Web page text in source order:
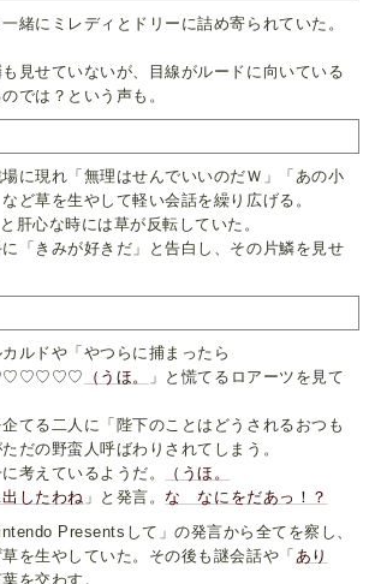
緒にミレディとドリーに詰め寄られていた。
見せていないが、目線がルードに向いている
では？という声も。
に現れ「無理はせんでいいのだＷ」「あの小
ど草を生やして軽い会話を繰り広げる。
肝心な時には草が反転していた。
「きみが好きだ」と告白し、その片鱗を見せ
ルドや「やつらに捕まったら
（うほ。
」と慌てるロアーツを見て
てる二人に「陛下のことはどうされるおつも
だの野蛮人呼ばわりされてしまう。
考えているようだ。
（うほ。
したわね 」と発言。な なにをだあっ！？
Presentsして」の発言から全てを察し、
を生やしていた。その後も謎会話や「 あり
を交わす。